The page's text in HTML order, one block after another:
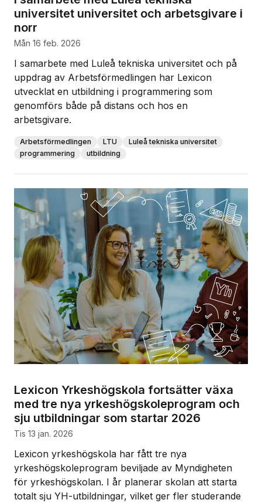
universitet universitet och arbetsgivare i
norr
mån 16 feb. 2026
I samarbete med Luleå tekniska universitet och på
uppdrag av Arbetsförmedlingen har Lexicon
utvecklat en utbildning i programmering som
genomförs både på distans och hos en
arbetsgivare.
Arbetsförmedlingen LTU
Luleå tekniska universitet
programmering
utbildning
Lexicon Yrkeshögskola fortsätter växa
med tre nya yrkeshögskoleprogram och
sju utbildningar som startar 2026
tis 13 jan. 2026
Lexicon yrkeshögskola har fått tre nya
yrkeshögskoleprogram beviljade av Myndigheten
för yrkeshögskolan. I år planerar skolan att starta
totalt sju YH-utbildningar, vilket ger fler studerande